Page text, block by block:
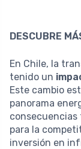
DESCUBRE
En Chile, la
tenido un
Este cambio
panorama
consecuencias
para la
inversión en